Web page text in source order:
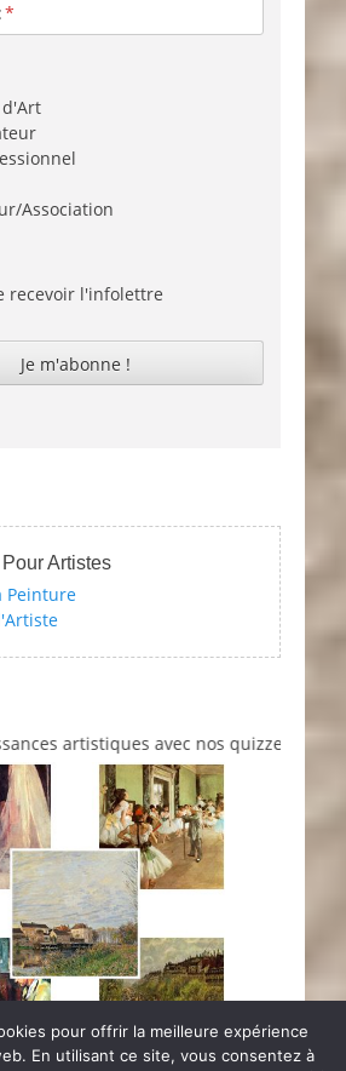
Association
recevoir l'infolettre
Artistes
Peinture
artistiques avec nos quizzes sur
pour offrir la meilleure expérience
En utilisant ce site, vous consentez à